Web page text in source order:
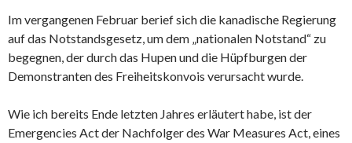
Im vergangenen Februar berief sich die kanadische Regierung
auf das Notstandsgesetz, um dem „nationalen Notstand“ zu
begegnen, der durch das Hupen und die Hüpfburgen der
Demonstranten des Freiheitskonvois verursacht wurde.
Wie ich bereits Ende letzten Jahres erläutert habe, ist der
Emergencies Act der Nachfolger des War Measures Act, eines